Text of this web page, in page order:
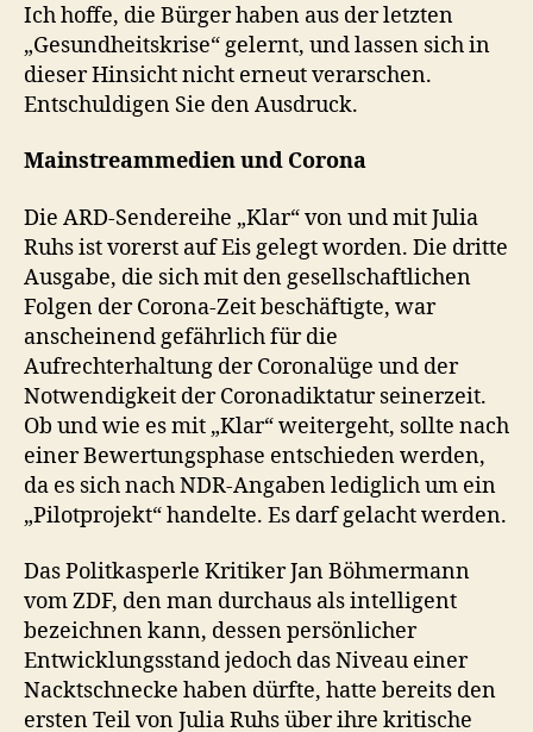
Ich hoffe, die Bürger haben aus der letzten
„Gesundheitskrise“ gelernt, und lassen sich in
dieser Hinsicht nicht erneut verarschen.
Entschuldigen Sie den Ausdruck.
Mainstreammedien und Corona
Die ARD-Sendereihe „Klar“ von und mit Julia
Ruhs ist vorerst auf Eis gelegt worden. Die dritte
Ausgabe, die sich mit den gesellschaftlichen
Folgen der Corona-Zeit beschäftigte, war
anscheinend gefährlich für die
Aufrechterhaltung der Coronalüge und der
Notwendigkeit der Coronadiktatur seinerzeit.
Ob und wie es mit „Klar“ weitergeht, sollte nach
einer Bewertungsphase entschieden werden,
da es sich nach NDR-Angaben lediglich um ein
„Pilotprojekt“ handelte. Es darf gelacht werden.
Das Politkasperle Kritiker Jan Böhmermann
vom ZDF, den man durchaus als intelligent
bezeichnen kann, dessen persönlicher
Entwicklungsstand jedoch das Niveau einer
Nacktschnecke haben dürfte, hatte bereits den
ersten Teil von Julia Ruhs über ihre kritische